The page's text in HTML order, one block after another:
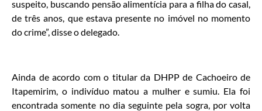
suspeito, buscando pensão alimentícia para a filha do casal,
de três anos, que estava presente no imóvel no momento
do crime”, disse o delegado.
Ainda de acordo com o titular da DHPP de Cachoeiro de
Itapemirim, o indivíduo matou a mulher e sumiu. Ela foi
encontrada somente no dia seguinte pela sogra, por volta